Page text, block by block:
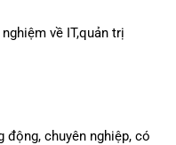
về IT,quản trị
chuyên nghiệp, có